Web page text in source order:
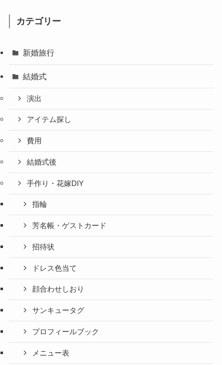
カテゴリー
新婚旅行
結婚式
演出
アイテム探し
費用
結婚式後
手作り・花嫁DIY
指輪
芳名帳・ゲストカード
招待状
ドレス色当て
顔合わせしおり
サンキュータグ
プロフィールブック
メニュー表